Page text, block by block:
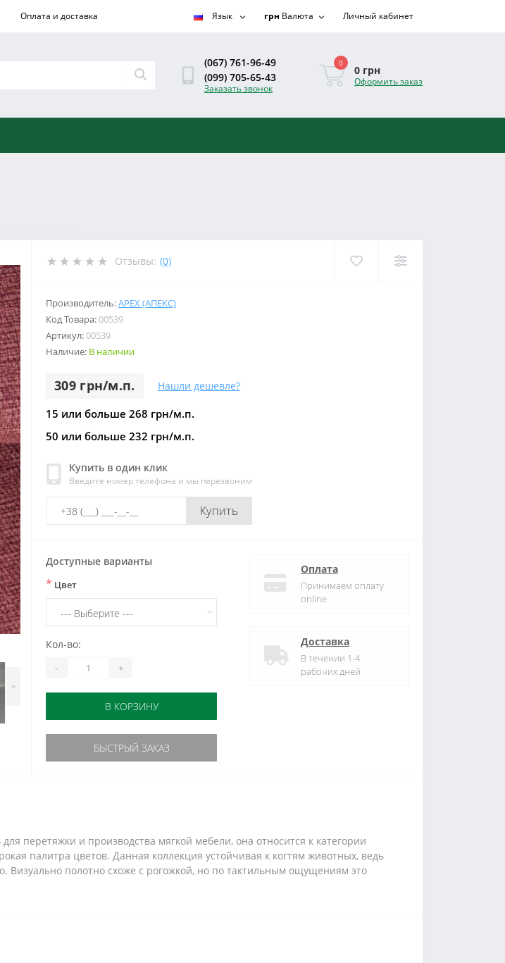
Оплата и доставка Язык грн Валюта Личный кабинет
(067) 761-96-49
(099) 705-65-43
Заказать звонок
0
0 грн
Оформить заказ
>
Отзывы: (0)
Производитель:APEX (АПЕКС)
Код Товара:00539
Артикул:00539
Наличие: В наличии
309 грн/м.п. Нашли дешевле?
15 или больше 268 грн/м.п.
50 или больше 232 грн/м.п.
Купить в один клик
Введите номер телефона и мы перезвоним
Купить
Доступные варианты
* Цвет
Кол-во:
- +
В КОРЗИНУ
БЫСТРЫЙ ЗАКАЗ
Оплата
Принимаем оплату
online
Доставка
В течении 1-4
рабочих дней
перетяжки и производства мягкой мебели, она относится к категории
палитра цветов. Данная коллекция устойчивая к когтям животных, ведь
Визуально полотно схоже с рогожкой, но по тактильным ощущениям это